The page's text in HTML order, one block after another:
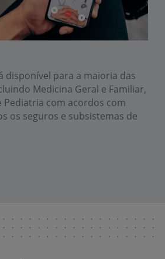
disponível para a maioria das
Medicina Geral e Familiar,
Pediatria com acordos com
os seguros e subsistemas de